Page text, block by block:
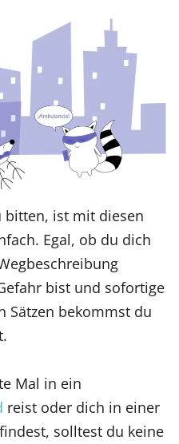
bitten, ist mit diesen
Egal, ob du dich
bist und sofortige
Sätzen bekommst du
Mal in ein
reist oder dich in einer
solltest du keine